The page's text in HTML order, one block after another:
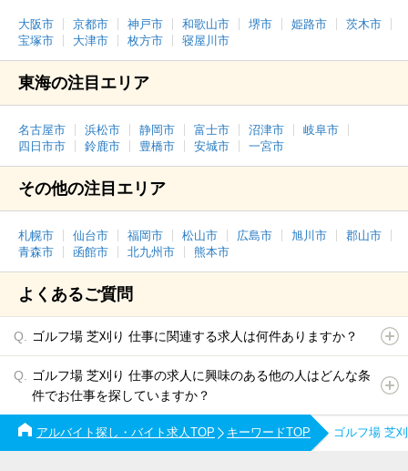
大阪市 京都市 神戸市 和歌山市 堺市 姫路市
茨木市
宝塚市
大津市 枚方市 寝屋川市
東海の注目エリア
名古屋市 浜松市 静岡市 富士市 沼津市
岐阜市
四日市市
鈴鹿市 豊橋市 安城市 一宮市
その他の注目エリア
札幌市 仙台市 福岡市 松山市 広島市 旭川市
郡山市
青森市
函館市 北九州市 熊本市
よくあるご質問
ゴルフ場 芝刈り 仕事に関連する求人は何件ありますか？
ゴルフ場 芝刈り 仕事の求人に興味のある他の人はどんな条
件でお仕事を探していますか？
アルバイト探し・バイト求人TOP キーワードTOP ゴルフ場 芝